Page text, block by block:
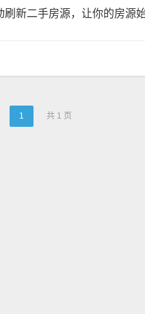
刷新二手房源，让你的房源
1 共 1 页